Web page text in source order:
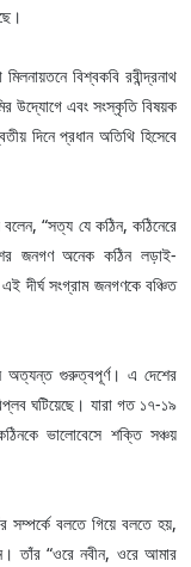
বিশ্বকবি রবীন্দ্রনাথ
উদ্যোগে এবং সংস্কৃতি বিষয়ক
দিনে প্রধান অতিথি হিসেবে
“সত্য যে কঠিন, কঠিনেরে
জনগণ অনেক কঠিন লড়াই-
দীর্ঘ সংগ্রাম জনগণকে বঞ্চিত
অত্যন্ত গুরুত্বপূর্ণ। এ দেশের
ঘটিয়েছে। যারা গত ১৭-১৯
ভালোবেসে শক্তি সঞ্চয়
সম্পর্কে বলতে গিয়ে বলতে হয়,
তাঁর “ওরে নবীন, ওরে আমার